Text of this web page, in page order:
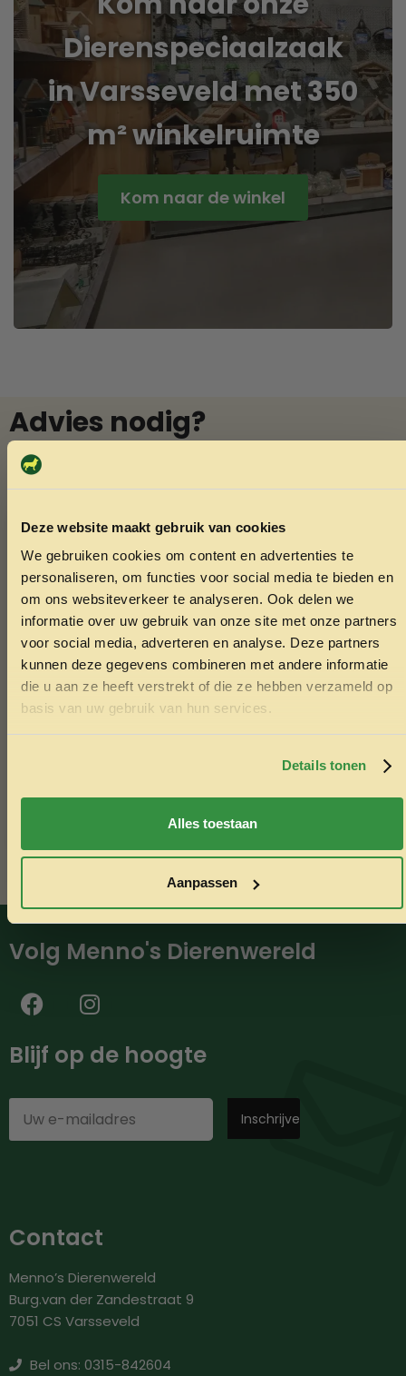
Deze website maakt gebruik van cookies
We gebruiken cookies om content en advertenties te
personaliseren, om functies voor social media te bieden en
om ons websiteverkeer te analyseren. Ook delen we
informatie over uw gebruik van onze site met onze partners
voor social media, adverteren en analyse. Deze partners
kunnen deze gegevens combineren met andere informatie
die u aan ze heeft verstrekt of die ze hebben verzameld op
basis van uw gebruik van hun services.
Details tonen
Alles toestaan
Aanpassen
Dierenspeciaalzaak
in Varsseveld met 350
m² winkelruimte
Kom naar de winkel
Advies nodig?
Vraag het Menno
In onze winkel in Varsseveld helpt Menno u graag met
niet wat u zoekt? Menno kan het vaak voor u bestellen.
Ook voor het knippen van nagels van konijnen of cavia’s
bent u welkom.
Whatsapp
Bel Menno
Volg Menno's Dierenwereld
Blijf op de hoogte
Contact
Menno’s Dierenwereld
Burg.van der Zandestraat 9
7051 CS Varsseveld
Bel ons: 0315-842604
ONTVANG 5% KORTING OP
JE EERSTE BESTELLING!
Ontvang korting
Door je in te schrijven ga je akkoord met het ontvangen van
Nee, ik wil geen korting